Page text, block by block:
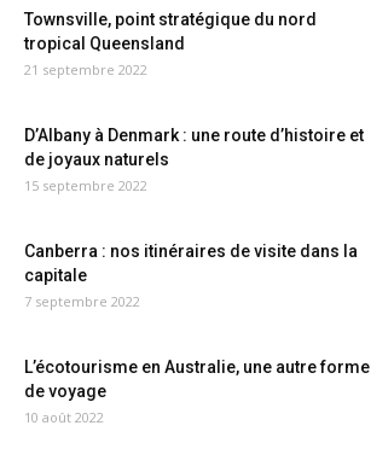
Townsville, point stratégique du nord
tropical Queensland
21 septembre 2022
D’Albany à Denmark : une route d’histoire et
de joyaux naturels
15 septembre 2022
Canberra : nos itinéraires de visite dans la
capitale
7 septembre 2022
L’écotourisme en Australie, une autre forme
de voyage
10 août 2022